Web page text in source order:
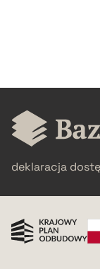
pobierz cytat
BIBTEX
pobierz cytat
deklaracja